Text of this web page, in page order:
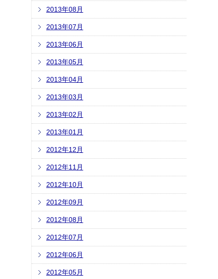
2013年08月
2013年07月
2013年06月
2013年05月
2013年04月
2013年03月
2013年02月
2013年01月
2012年12月
2012年11月
2012年10月
2012年09月
2012年08月
2012年07月
2012年06月
2012年05月